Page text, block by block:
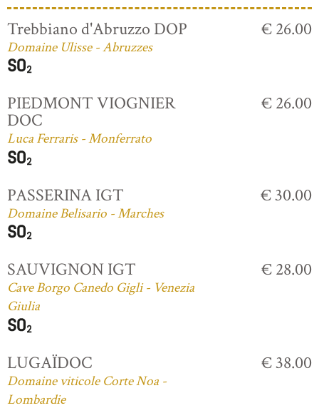
Trebbiano d'Abruzzo DOP
Domaine Ulisse - Abruzzes
€ 26.00
PIEDMONT VIOGNIER
DOC
Luca Ferraris - Monferrato
€ 26.00
PASSERINA IGT
Domaine Belisario - Marches
€ 30.00
SAUVIGNON IGT
Cave Borgo Canedo Gigli - Venezia
Giulia
€ 28.00
LUGAÏDOC
Domaine viticole Corte Noa -
Lombardie
€ 38.00